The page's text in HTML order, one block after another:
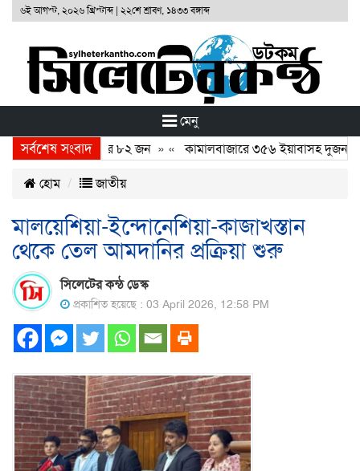
৬ই আগস্ট, ২০২৬ খ্রিস্টাব্দ| ২২শে শ্রাবণ, ১৪৩৩ বঙ্গাব্দ
মেনু
সর্বশেষ সংবাদ
২৪ ঘন্টায় গ্রেফতার ৮২ জন» «কামালবাজারে ৩৫৬ ইয়াবাসহ দুজন
হোম জাতীয়
মালয়েশিয়া-ইন্দোনেশিয়া-কাজাখস্তান
থেকে তেল আমদানির প্রক্রিয়া শুরু
সিলেটের কন্ঠ ডেস্ক
প্রকাশিত হয়েছে : 03 April 2026, 12:58 PM